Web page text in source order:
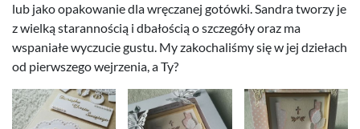
lub jako opakowanie dla wręczanej gotówki. Sandra tworzy je
z wielką starannością i dbałością o szczegóły oraz ma
wspaniałe wyczucie gustu. My zakochaliśmy się w jej dziełach
od pierwszego wejrzenia, a Ty?